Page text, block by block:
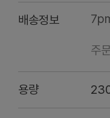
배송정보
주
용량